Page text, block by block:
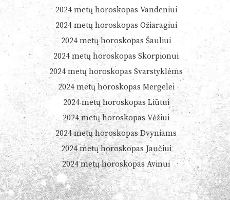
2024 metų horoskopas Vandeniui
2024 metų horoskopas Ožiaragiui
2024 metų horoskopas Šauliui
2024 metų horoskopas Skorpionui
2024 metų horoskopas Svarstyklėms
2024 metų horoskopas Mergelei
2024 metų horoskopas Liūtui
2024 metų horoskopas Vėžiui
2024 metų horoskopas Dvyniams
2024 metų horoskopas Jaučiui
2024 metų horoskopas Avinui